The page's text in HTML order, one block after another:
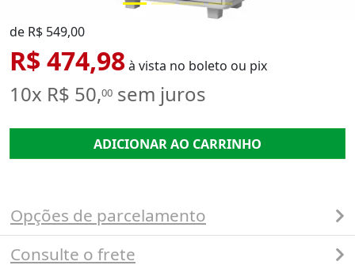
de R$ 549,00
R$ 474,98à vista no boleto ou pix
10x R$ 50,00 sem juros
ADICIONAR AO CARRINHO
Opções de parcelamento
Consulte o frete